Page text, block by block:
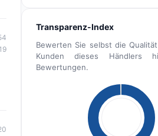
Transparenz-Index
Bewerten Sie selbst die
Kunden dieses Händlers
Bewertungen.